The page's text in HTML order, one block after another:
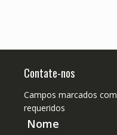
Contate-nos
Campos marcados com
requeridos
Nome